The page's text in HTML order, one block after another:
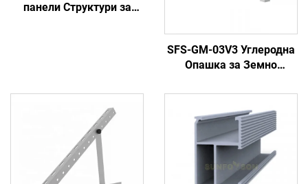
панели Структури за
SFS-GM-03V3 Углеродна
Опашка за Земно